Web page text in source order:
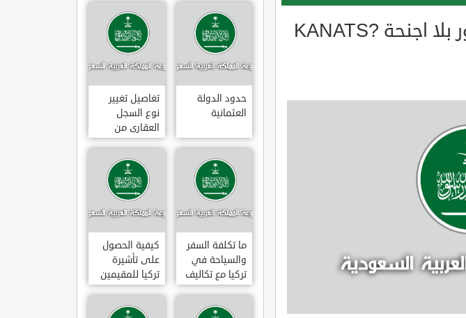
تعرف على مسلسل طيور بلا اجنحة KANATS?
حدود الدولة
العثمانية
تغاصيل تغيير
نوع السجل
العقارى من
تجارى إلى
سكنى فى
تركيا
ما تكلفة السفر
والسياحة في
تركيا مع تكاليف
الاقامة
كيفية الحصول
على تأشيرة
تركيا للمقيمين
بالسعودية
2020